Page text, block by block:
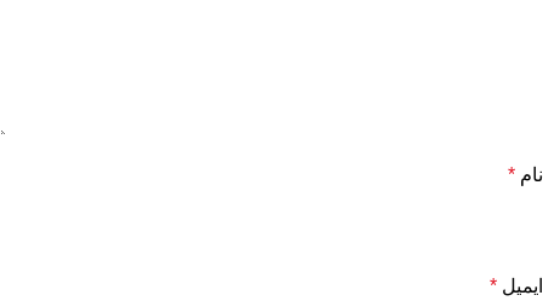
نام *
ایمیل *